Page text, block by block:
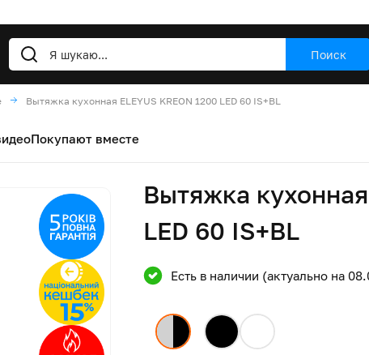
Поиск
Вытяжка кухонная ELEYUS KREON 1200 LED 60 IS+BL
Покупают вместе
Вытяжка
LED 60 IS+BL
Есть в наличии (актуально на